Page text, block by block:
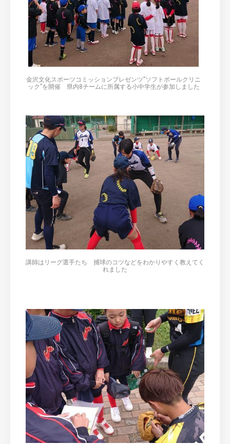
金沢文化スポーツコミッションプレゼンツ”ソフトボールクリニ
ック”を開催 県内8チームに所属する小中学生が参加しました
講師はリーグ選手たち 捕球のコツなどをわかりやすく教えてく
れました